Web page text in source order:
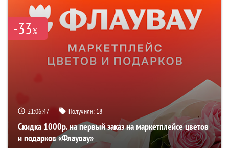
-33%
21:06:46 Получили: 18
Скидка 1000р. на первый заказ на маркетплейсе цветов
и подарков «Флаувау»